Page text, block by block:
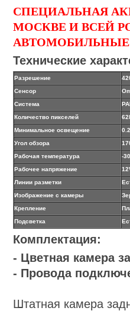
СПЕЦИАЛЬНАЯ
МОСКВЕ И ВСЕЙ
Технические
Разрешение
Сенсор
Система
Количество пикселей
Минимальное освещение
Угол обзора
Рабочая температура
-30
Рабочее напряжение
Линии разметки
Изображение с камеры
Крепление
Подсветка
Комплектация:
- Цветная камера
- Провода
Штатная камера